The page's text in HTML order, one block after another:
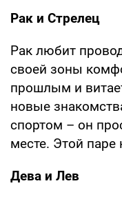
Рак и Стрелец
Рак любит
своей зоны
прошлым и
новые
спортом – он
месте. Этой
Дева и Лев